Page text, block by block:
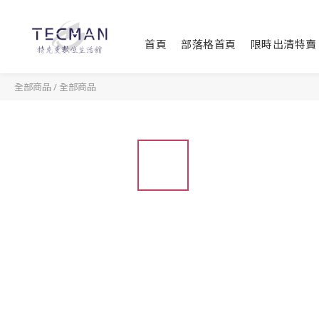
首頁 部落格首頁 限時出清特賣
全部商品 / 全部商品